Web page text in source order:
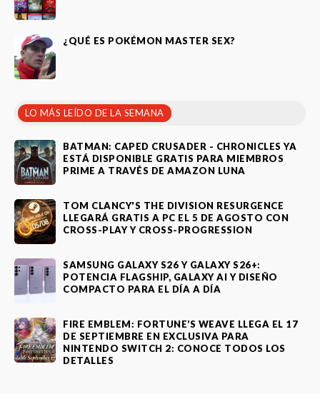
¿QUÉ ES POKÉMON MASTER SEX?
LO MÁS LEÍDO DE LA SEMANA
BATMAN: CAPED CRUSADER - CHRONICLES YA
ESTÁ DISPONIBLE GRATIS PARA MIEMBROS
PRIME A TRAVÉS DE AMAZON LUNA
TOM CLANCY'S THE DIVISION RESURGENCE
LLEGARÁ GRATIS A PC EL 5 DE AGOSTO CON
CROSS-PLAY Y CROSS-PROGRESSION
SAMSUNG GALAXY S26 Y GALAXY S26+:
POTENCIA FLAGSHIP, GALAXY AI Y DISEÑO
COMPACTO PARA EL DÍA A DÍA
FIRE EMBLEM: FORTUNE’S WEAVE LLEGA EL 17
DE SEPTIEMBRE EN EXCLUSIVA PARA
NINTENDO SWITCH 2: CONOCE TODOS LOS
DETALLES